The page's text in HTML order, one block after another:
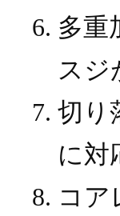
多重
スジ
切り
に対
コア